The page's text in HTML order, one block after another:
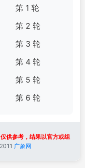
第 1 轮
第 2 轮
第 3 轮
第 4 轮
第 5 轮
第 6 轮
仅供参考，结果以官方或组
广象网